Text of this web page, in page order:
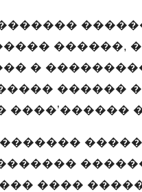
������,
�
������
����’������
����